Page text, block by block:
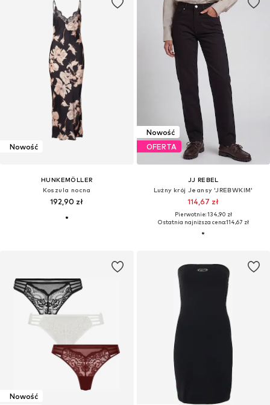
Nowość
HUNKEMÖLLER
Koszula nocna
192,90 zł
Nowość
OFERTA
JJ REBEL
Lużny krój Jeansy 'JREBWKIM'
114,67 zł
Pierwotnie: 134,90 zł
Ostatnia najniższa cena:114,67 zł
Nowość